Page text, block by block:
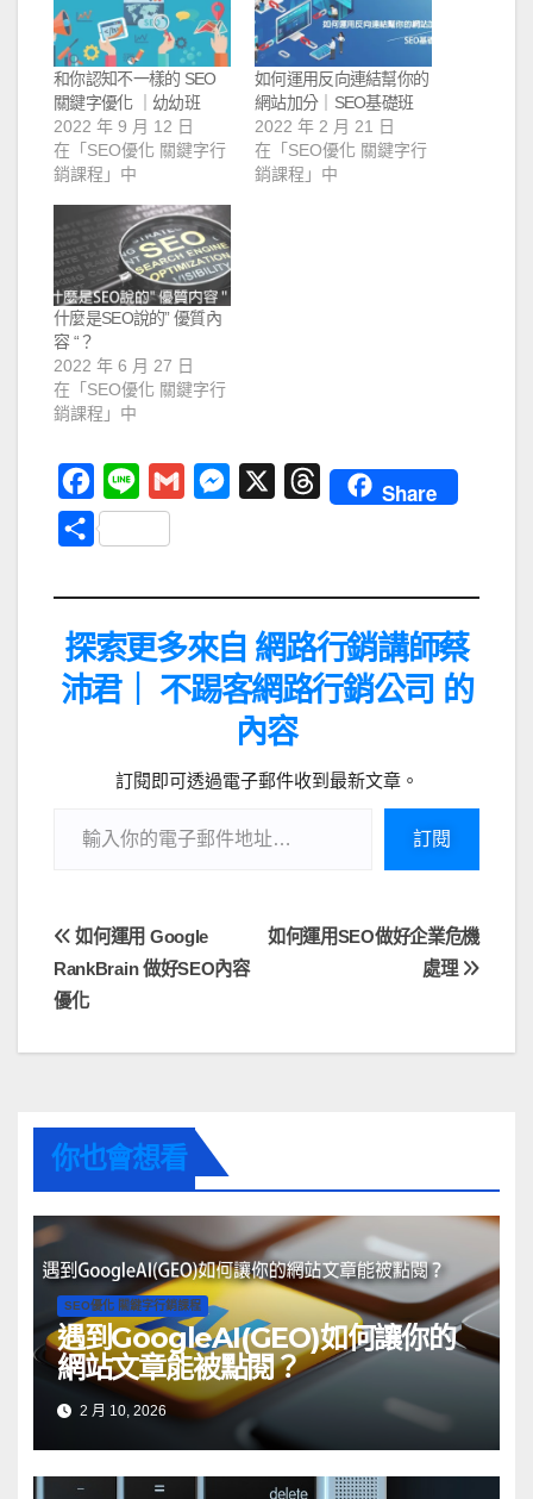
和你認知不一樣的 SEO
關鍵字優化 ｜幼幼班
2022 年 9 月 12 日
在「SEO優化 關鍵字行
銷課程」中
如何運用反向連結幫你的
網站加分｜SEO基礎班
2022 年 2 月 21 日
在「SEO優化 關鍵字行
銷課程」中
什麼是SEO說的” 優質內
容 “？
2022 年 6 月 27 日
在「SEO優化 關鍵字行
銷課程」中
a
c
o
o
i
n
n
g
d
s
Share
分
探索更多來自 網路行銷講師蔡
沛君｜ 不踢客網路行銷公司 的
內容
訂閱即可透過電子郵件收到最新文章。
訂閱
如何運用SEO做好企業危機
處理
如何運用 Google
RankBrain 做好SEO內容
優化
你也會想看
SEO優化 關鍵字行銷課程
遇到GoogleAI(GEO)如何讓你的
網站文章能被點閱？
2 月 10, 2026